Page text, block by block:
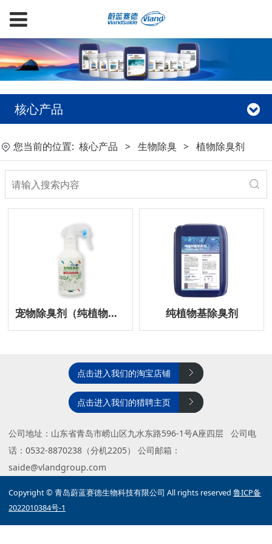
核心产品
您当前的位置: 核心产品 > 生物除臭 > 植物除臭剂
宠物除臭剂（纯植物型） 纯植物基除臭剂
点击进入我们的淘宝店铺
点击进入我们的猎聘主页
公司地址：山东省青岛市崂山区九水东路596-1号A座四层 公司电
话：0532-8870238（分机2205） 公司邮箱：
saide@vlandgroup.com
Copyright © 青岛蔚蓝赛德生物科技有限公司 All rights reserved鲁ICP备
2022010384号-1